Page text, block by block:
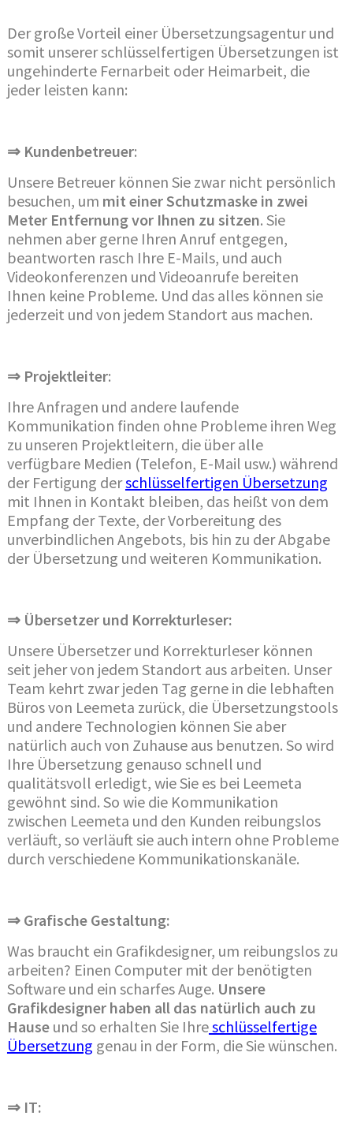
Der große Vorteil einer Übersetzungsagentur und
somit unserer schlüsselfertigen Übersetzungen ist
ungehinderte Fernarbeit oder Heimarbeit, die
jeder leisten kann:
⇒ Kundenbetreuer:
Unsere Betreuer können Sie zwar nicht persönlich
besuchen, um mit einer Schutzmaske in zwei
Meter Entfernung vor Ihnen zu sitzen. Sie
nehmen aber gerne Ihren Anruf entgegen,
beantworten rasch Ihre E-Mails, und auch
Videokonferenzen und Videoanrufe bereiten
Ihnen keine Probleme. Und das alles können sie
jederzeit und von jedem Standort aus machen.
⇒ Projektleiter:
Ihre Anfragen und andere laufende
Kommunikation finden ohne Probleme ihren Weg
zu unseren Projektleitern, die über alle
verfügbare Medien (Telefon, E-Mail usw.) während
der Fertigung derschlüsselfertigen Übersetzung
mit Ihnen in Kontakt bleiben, das heißt von dem
Empfang der Texte, der Vorbereitung des
unverbindlichen Angebots, bis hin zu der Abgabe
der Übersetzung und weiteren Kommunikation.
⇒ Übersetzer und Korrekturleser:
Unsere Übersetzer und Korrekturleser können
seit jeher von jedem Standort aus arbeiten. Unser
Team kehrt zwar jeden Tag gerne in die lebhaften
Büros von Leemeta zurück, die Übersetzungstools
und andere Technologien können Sie aber
natürlich auch von Zuhause aus benutzen. So wird
Ihre Übersetzung genauso schnell und
qualitätsvoll erledigt, wie Sie es bei Leemeta
gewöhnt sind. So wie die Kommunikation
zwischen Leemeta und den Kunden reibungslos
verläuft, so verläuft sie auch intern ohne Probleme
durch verschiedene Kommunikationskanäle.
⇒ Grafische Gestaltung:
Was braucht ein Grafikdesigner, um reibungslos zu
arbeiten? Einen Computer mit der benötigten
Software und ein scharfes Auge. Unsere
Grafikdesigner haben all das natürlich auch zu
Hauseund so erhalten Sie Ihreschlüsselfertige
Übersetzung genau in der Form, die Sie wünschen.
⇒ IT: